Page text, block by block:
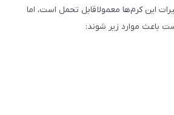
این کرم‌ها معمولا قابل تحمل است، اما
باعث موارد زیر شوند: